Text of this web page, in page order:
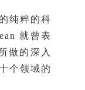
纯粹的科
就曾表
做的深入
个领域的